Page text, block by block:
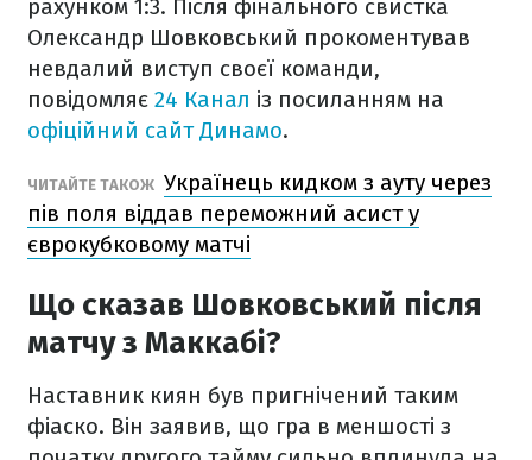
рахунком 1:3. Після фінального свистка
Олександр Шовковський прокоментував
невдалий виступ своєї команди,
повідомляє 24 Канал із посиланням на
офіційний сайт Динамо.
ЧИТАЙТЕ ТАКОЖ Українець кидком з ауту через
пів поля віддав переможний асист у
єврокубковому матчі
Що сказав Шовковський після
матчу з Маккабі?
Наставник киян був пригнічений таким
фіаско. Він заявив, що гра в меншості з